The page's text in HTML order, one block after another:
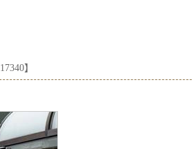
17340】